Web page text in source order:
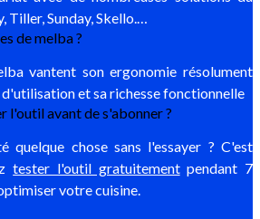
Sunday, Skello.…
de melba ?
vantent son ergonomie résolument
et sa richesse fonctionnelle
l'outil avant de s'abonner ?
quelque chose sans l'essayer ? C'est
tester l'outil gratuitementpendant 7
votre cuisine.